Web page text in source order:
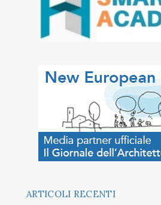
ARTICOLI RECENTI